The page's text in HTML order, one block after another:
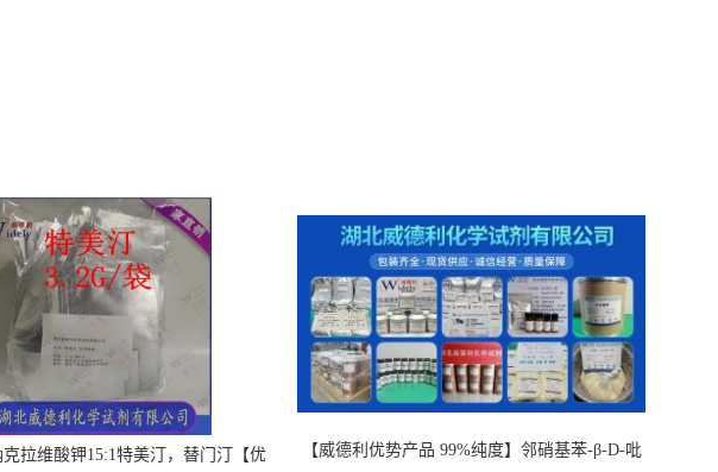
拉维酸钾15:1特美汀，替门汀【优
【威德利优势产品 99%纯度】邻硝基苯-β-D-吡